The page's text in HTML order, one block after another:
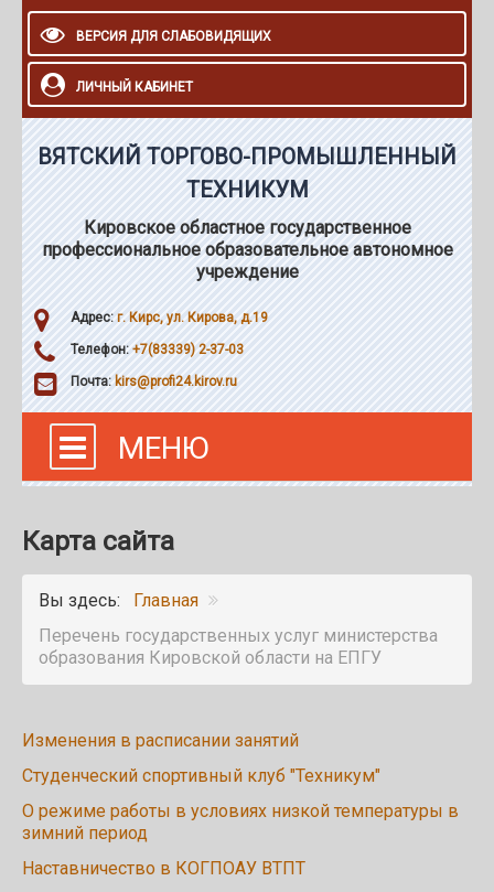
ВЕРСИЯ ДЛЯ СЛАБОВИДЯЩИХ
ЛИЧНЫЙ КАБИНЕТ
ВЯТСКИЙ ТОРГОВО-ПРОМЫШЛЕННЫЙ
ТЕХНИКУМ
Кировское областное государственное
профессиональное образовательное автономное
учреждение
Адрес: г. Кирс, ул. Кирова, д.19
Телефон: +7(83339) 2-37-03
Почта: kirs@profi24.kirov.ru
МЕНЮ
Карта сайта
Вы здесь:
Главная
Перечень государственных услуг министерства
образования Кировской области на ЕПГУ
Изменения в расписании занятий
Студенческий спортивный клуб "Техникум"
О режиме работы в условиях низкой температуры в
зимний период
Наставничество в КОГПОАУ ВТПТ